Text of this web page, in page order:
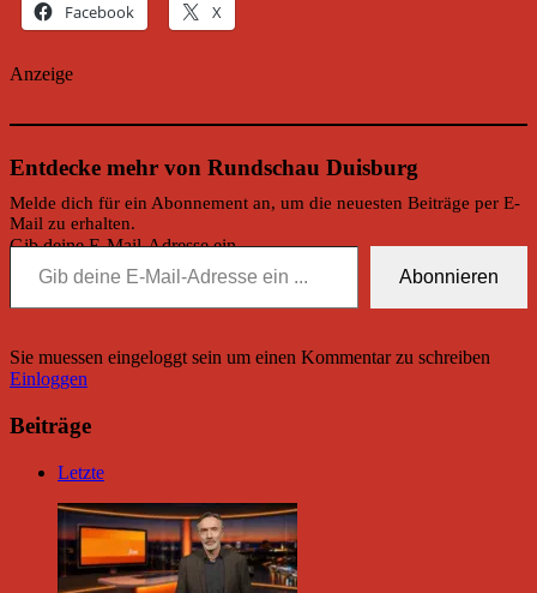
Facebook X
Anzeige
Entdecke mehr von Rundschau Duisburg
Melde dich für ein Abonnement an, um die neuesten Beiträge per E-
Mail zu erhalten.
Gib deine E-Mail-Adresse ein ...
Abonnieren
Sie muessen eingeloggt sein um einen Kommentar zu schreiben
Einloggen
Beiträge
Letzte